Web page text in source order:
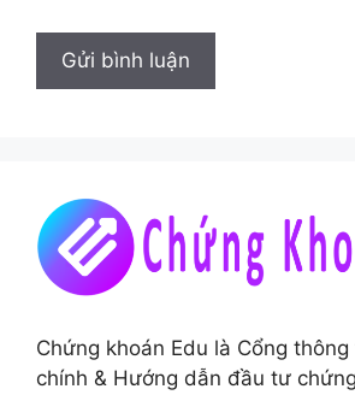
Chứng khoán Edu là Cổng
chính & Hướng dẫn đầu tư